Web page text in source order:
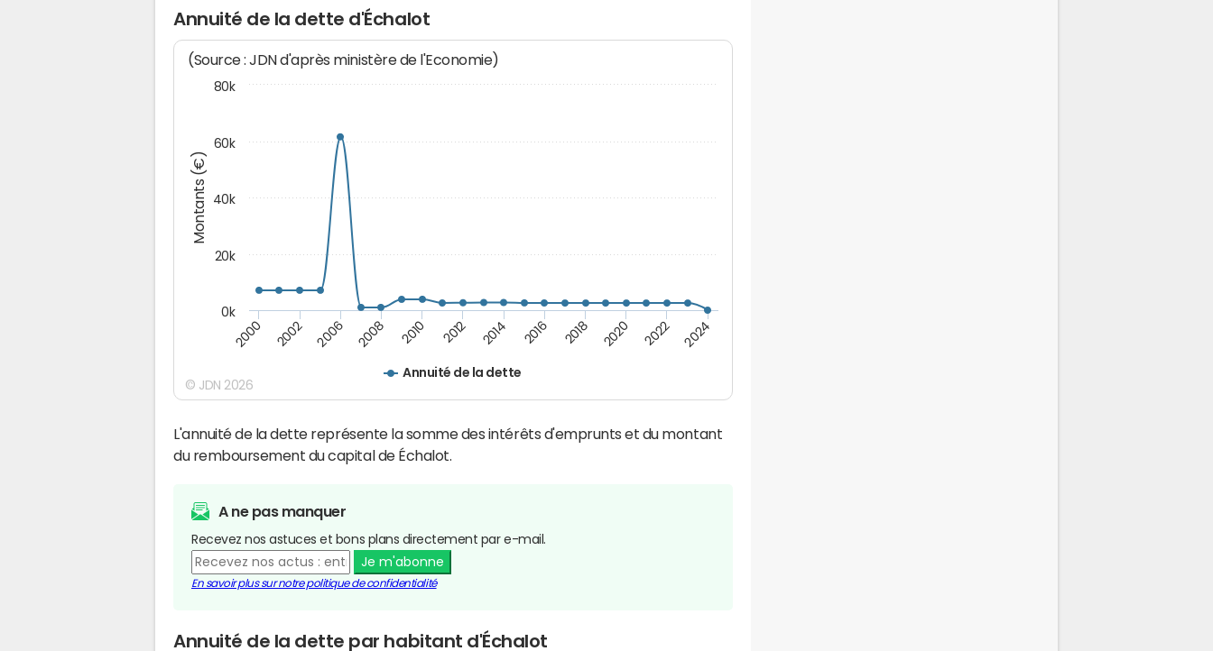
Annuité de la dette d'Échalot
Montants (€)
(Source : JDN d'après ministère de l'Economie)
Annuité de la dette
2000 2002 2006 2008 2010 2012 2014 2016 2018 2020 2022 2024
0k
20k
40k
60k
80k
© JDN 2026
L'annuité de la dette représente la somme des intérêts d'emprunts et du montant
du remboursement du capital de Échalot.
A ne pas manquer
Recevez nos astuces et bons plans directement par e-mail.
Je m'abonne
En savoir plus sur notre politique de confidentialité
Annuité de la dette par habitant d'Échalot